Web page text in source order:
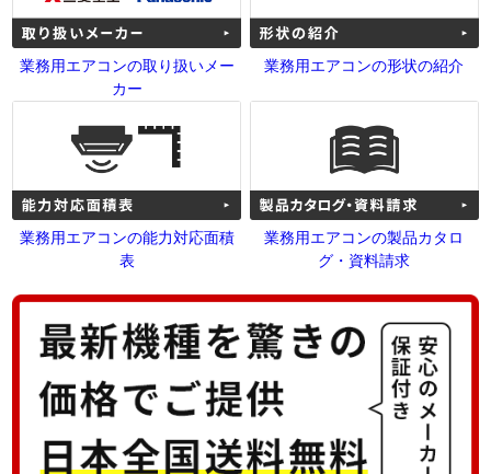
業務用エアコンの取り扱いメー
カー
業務用エアコンの形状の紹介
業務用エアコンの能力対応面積
表
業務用エアコンの製品カタロ
グ・資料請求